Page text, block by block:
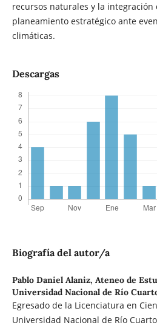
recursos naturales y la integración
planeamiento estratégico ante
climáticas.
Descargas
Biografía del autor/a
Pablo Daniel Alaniz, Ateneo de
Universidad Nacional de Río
Egresado de la Licenciatura en
Universidad Nacional de Río